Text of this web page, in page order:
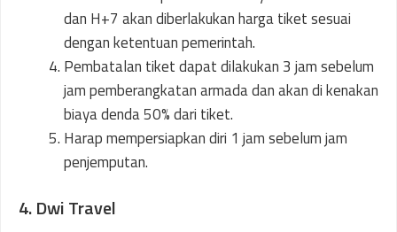
dan H+7 akan diberlakukan harga tiket sesuai
dengan ketentuan pemerintah.
Pembatalan tiket dapat dilakukan 3 jam sebelum
jam pemberangkatan armada dan akan di kenakan
biaya denda 50% dari tiket.
Harap mempersiapkan diri 1 jam sebelum jam
penjemputan.
4. Dwi Travel